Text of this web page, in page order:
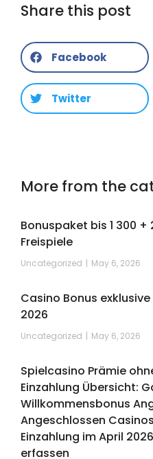
Share this post
Facebook
Twitter
More from the
Bonuspaket bis 1 300 +
Freispiele
Uncategorized May 6, 2026
Casino Bonus exklusive
2026
Uncategorized May 6, 2026
Spielcasino Prämie
Einzahlung Übersicht:
Willkommensbonus
Angeschlossen
Einzahlung im April
erfassen